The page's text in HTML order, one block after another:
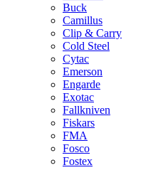
Buck
Camillus
Clip & Carry
Cold Steel
Cytac
Emerson
Engarde
Exotac
Fallkniven
Fiskars
FMA
Fosco
Fostex